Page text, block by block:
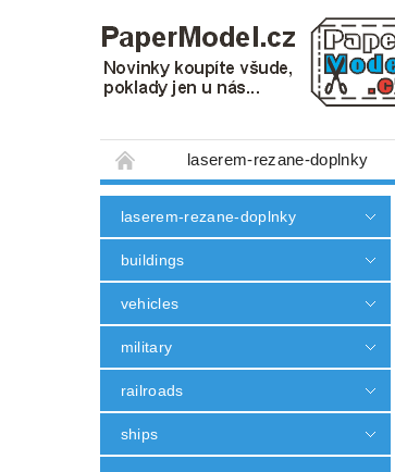
laserem-rezane-doplnky
minibox 1:300 figures
other without scissors and
3D tištěné doplňky
laserem-rezane-doplnky
buildings
vehicles
military
railroads
ships